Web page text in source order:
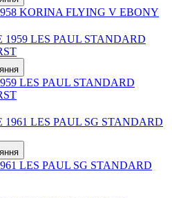
KORINA FLYING V EBONY
LES PAUL STANDARD
LES PAUL SG STANDARD